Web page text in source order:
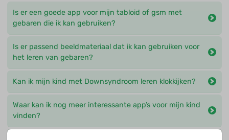
Is er een goede app voor mijn tabloid of gsm met
gebaren die ik kan gebruiken?
Is er passend beeldmateriaal dat ik kan gebruiken voor
het leren van gebaren?
Kan ik mijn kind met Downsyndroom leren klokkijken?
Waar kan ik nog meer interessante app’s voor mijn kind
vinden?